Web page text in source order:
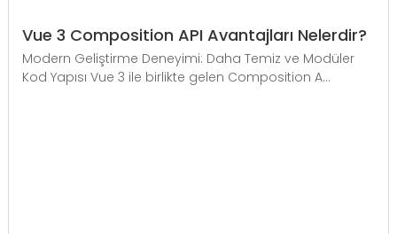
Vue 3 Composition API Avantajları Nelerdir?
Modern Geliştirme Deneyimi: Daha Temiz ve Modüler
Kod Yapısı Vue 3 ile birlikte gelen Composition A...